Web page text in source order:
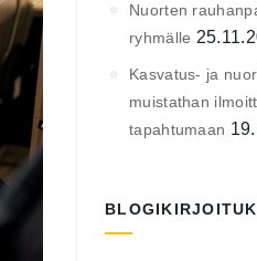
Nuorten
ryhmälle
Kasvatus- ja
muistathan
tapahtumaan